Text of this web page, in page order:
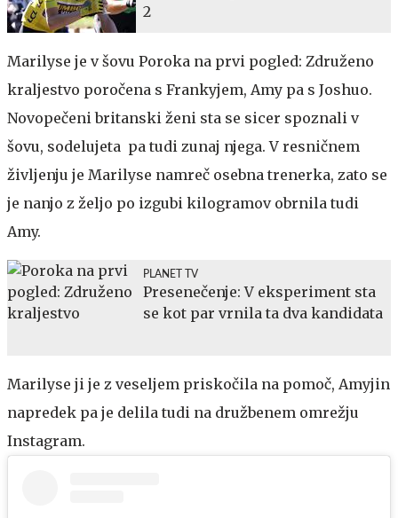
2
Marilyse je v šovu Poroka na prvi pogled: Združeno
kraljestvo poročena s Frankyjem, Amy pa s Joshuo.
Novopečeni britanski ženi sta se sicer spoznali v
šovu, sodelujeta pa tudi zunaj njega. V resničnem
življenju je Marilyse namreč osebna trenerka, zato se
je nanjo z željo po izgubi kilogramov obrnila tudi
Amy.
PLANET TV
Presenečenje: V eksperiment sta
se kot par vrnila ta dva kandidata
Marilyse ji je z veseljem priskočila na pomoč, Amyjin
napredek pa je delila tudi na družbenem omrežju
Instagram.